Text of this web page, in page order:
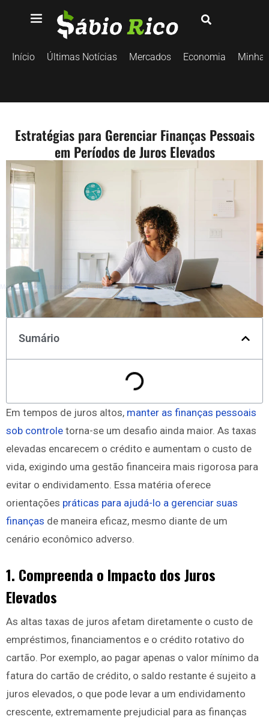
Início Últimas Notícias Mercados Economia
Monitore todos os mercados no TradingView
Estratégias para Gerenciar Finanças Pessoais
em Períodos de Juros Elevados
Sumário
Em tempos de juros altos, manter as finanças pessoais
sob controle torna-se um desafio ainda maior. As taxas
elevadas encarecem o crédito e aumentam o custo de
vida, exigindo uma gestão financeira mais rigorosa para
evitar o endividamento. Essa matéria oferece
orientações práticas para ajudá-lo a gerenciar suas
finanças de maneira eficaz, mesmo diante de um
cenário econômico adverso.
1. Compreenda o Impacto dos Juros
Elevados
As altas taxas de juros afetam diretamente o custo de
empréstimos, financiamentos e o crédito rotativo do
cartão. Por exemplo, ao pagar apenas o valor mínimo da
fatura do cartão de crédito, o saldo restante é sujeito a
juros elevados, o que pode levar a um endividamento
crescente, extremamente prejudicial para as finanças